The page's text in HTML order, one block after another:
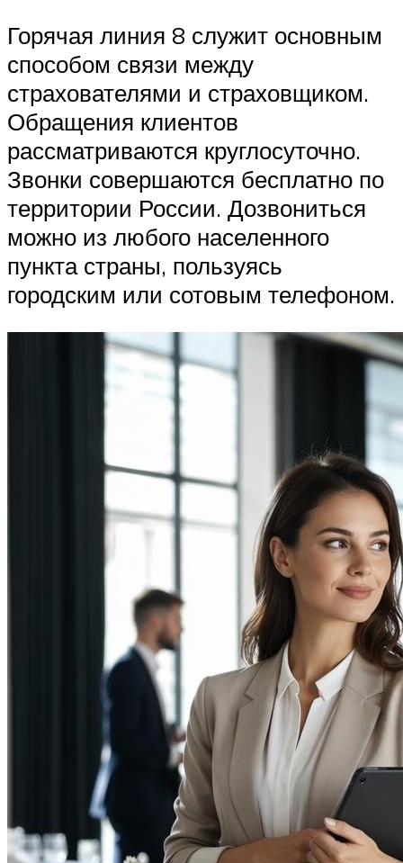
Горячая линия 8 служит основным
способом связи между
страхователями и страховщиком.
Обращения клиентов
рассматриваются круглосуточно.
Звонки совершаются бесплатно по
территории России. Дозвониться
можно из любого населенного
пункта страны, пользуясь
городским или сотовым телефоном.